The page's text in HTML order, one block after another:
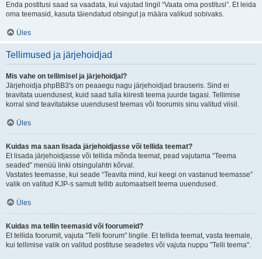
Enda postitusi saad sa vaadata, kui vajutad lingil “Vaata oma postitusi”. Et leida
oma teemasid, kasuta täiendatud otsingut ja määra valikud sobivaks.
Üles
Tellimused ja järjehoidjad
Mis vahe on tellimisel ja järjehoidjal?
Järjehoidja phpBB3's on peaaegu nagu järjehoidjad brauseris. Sind ei
teavitata uuendusest, kuid saad tulla kiiresti teema juurde tagasi. Tellimise
korral sind teavitatakse uuendusest teemas või foorumis sinu valitud viisil.
Üles
Kuidas ma saan lisada järjehoidjasse või tellida teemat?
Et lisada järjehoidjasse või tellida mõnda teemat, pead vajutama “Teema
seaded” menüü linki otsingulahtri kõrval.
Vastates teemasse, kui seade “Teavita mind, kui keegi on vastanud teemasse”
valik on valitud KJP-s samuti tellib automaatselt teema uuendused.
Üles
Kuidas ma tellin teemasid või foorumeid?
Et tellida foorumit, vajuta "Telli foorum" lingile. Et tellida teemat, vasta teemale,
kui tellimise valik on valitud postituse seadetes või vajuta nuppu "Telli teema".